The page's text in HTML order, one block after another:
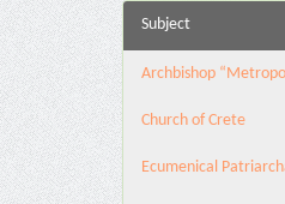
Subject
Archbishop
Church of Crete
Ecumenical